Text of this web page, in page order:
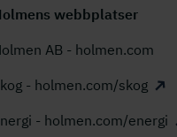
webbplatser
AB - holmen.com
- holmen.com/skog
- holmen.com/energi